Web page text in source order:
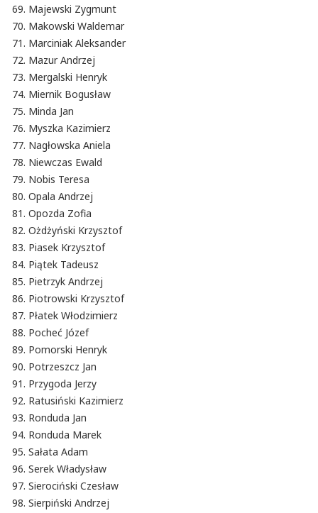
Majewski Zygmunt
Makowski Waldemar
Marciniak Aleksander
Mazur Andrzej
Mergalski Henryk
Miernik Bogusław
Minda Jan
Myszka Kazimierz
Nagłowska Aniela
Niewczas Ewald
Nobis Teresa
Opala Andrzej
Opozda Zofia
Ożdżyński Krzysztof
Piasek Krzysztof
Piątek Tadeusz
Pietrzyk Andrzej
Piotrowski Krzysztof
Płatek Włodzimierz
Pocheć Józef
Pomorski Henryk
Potrzeszcz Jan
Przygoda Jerzy
Ratusiński Kazimierz
Ronduda Jan
Ronduda Marek
Sałata Adam
Serek Władysław
Sierociński Czesław
Sierpiński Andrzej